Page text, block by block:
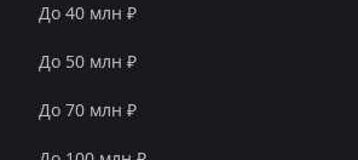
До 40 млн ₽
До 50 млн ₽
До 70 млн ₽